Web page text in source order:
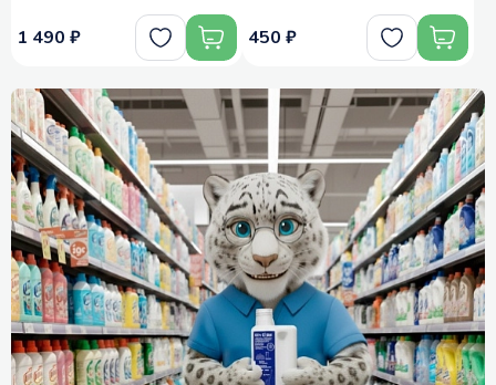
1 490 ₽ 450 ₽